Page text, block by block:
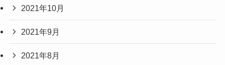
2021年10月
2021年9月
2021年8月